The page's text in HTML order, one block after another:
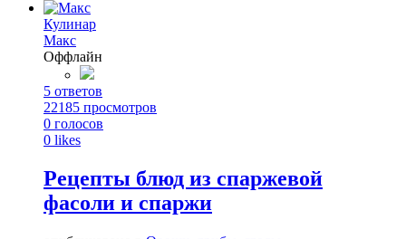
Кулинар
Макс
Оффлайн
5 ответов
22185 просмотров
0 голосов
0 likes
Рецепты блюд из спаржевой
фасоли и спаржи